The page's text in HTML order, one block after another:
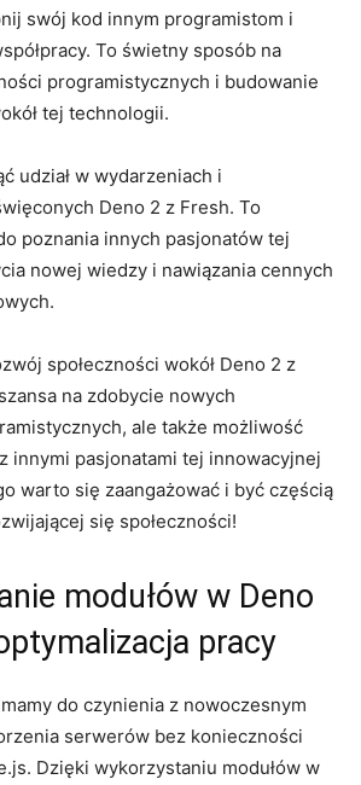
swój kod innym programistom i​
To świetny⁢ sposób na
programistycznych i budowanie
tej technologii.
udział w ⁣wydarzeniach ‍i
⁢Deno 2‍ z Fresh. To
poznania innych ⁢pasjonatów tej
nowej ⁢wiedzy i nawiązania cennych
‌społeczności wokół Deno 2 z​
na zdobycie nowych
ale także możliwość
⁣innymi pasjonatami tej innowacyjnej
warto się zaangażować i być częścią
się społeczności!
modułów w Deno
pracy
do czynienia z nowoczesnym
‌serwerów bez‍ konieczności
Dzięki wykorzystaniu modułów w⁤